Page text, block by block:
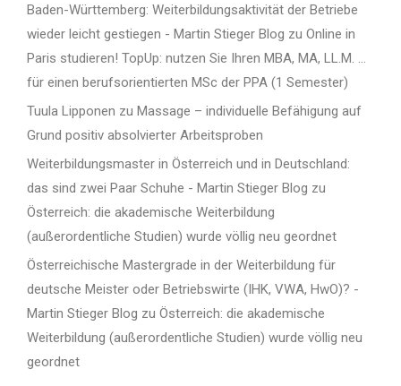
Baden-Württemberg: Weiterbildungsaktivität der Betriebe
wieder leicht gestiegen - Martin Stieger Blog zu Online in
Paris studieren! TopUp: nutzen Sie Ihren MBA, MA, LL.M. …
für einen berufsorientierten MSc der PPA (1 Semester)
Tuula Lipponen zu Massage – individuelle Befähigung auf
Grund positiv absolvierter Arbeitsproben
Weiterbildungsmaster in Österreich und in Deutschland:
das sind zwei Paar Schuhe - Martin Stieger Blog zu
Österreich: die akademische Weiterbildung
(außerordentliche Studien) wurde völlig neu geordnet
Österreichische Mastergrade in der Weiterbildung für
deutsche Meister oder Betriebswirte (IHK, VWA, HwO)? -
Martin Stieger Blog zu Österreich: die akademische
Weiterbildung (außerordentliche Studien) wurde völlig neu
geordnet